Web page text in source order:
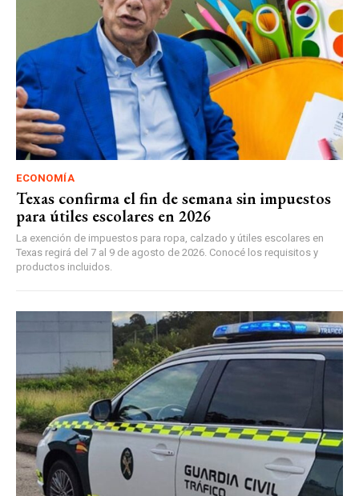
ECONOMÍA
Texas confirma el fin de semana sin impuestos
para útiles escolares en 2026
La exención de impuestos para ropa, calzado y útiles escolares en
Texas regirá del 7 al 9 de agosto de 2026. Conocé los requisitos y
productos incluidos.